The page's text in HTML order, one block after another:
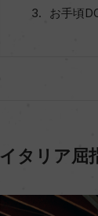
お手頃
イタリア屈